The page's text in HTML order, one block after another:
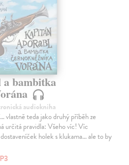
bambitka
audiokniha
vlastně teda jako druhý příběh ze
určitá pravidla: Všeho víc! Víc
holek s klukama… ale to by